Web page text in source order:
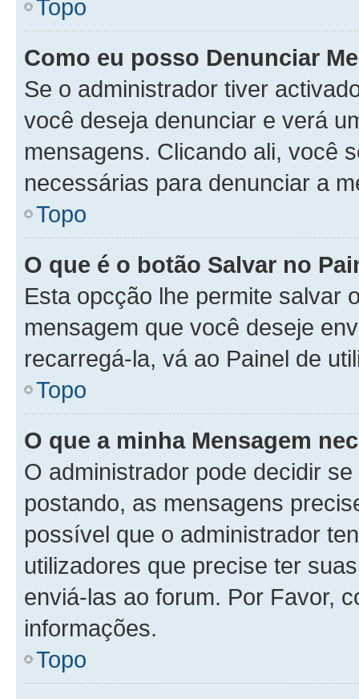
Topo
Como eu posso Denunciar
Se o administrador tiver
você deseja denunciar e verá
mensagens. Clicando ali, você
necessárias para denunciar a
Topo
O que é o botão Salvar no
Esta opcção lhe permite salvar
mensagem que você deseje
recarregá-la, vá ao Painel de
Topo
O que a minha Mensagem
O administrador pode decidir
postando, as mensagens
possível que o administrador
utilizadores que precise ter
enviá-las ao forum. Por Favor,
informações.
Topo